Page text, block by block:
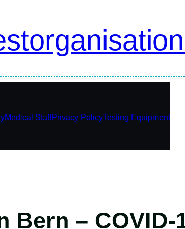
Medical StaffPrivacy PolicyTesting Equipment
Bern –